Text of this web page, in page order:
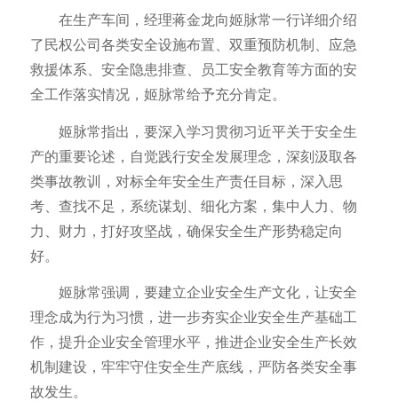
在生产车间，经理蒋金龙向姬脉常一行详细介绍
了民权公司各类安全设施布置、双重预防机制、应急
救援体系、安全隐患排查、员工安全教育等方面的安
全工作落实情况，姬脉常给予充分肯定。
姬脉常指出，要深入学习贯彻习近平关于安全生
产的重要论述，自觉践行安全发展理念，深刻汲取各
类事故教训，对标全年安全生产责任目标，深入思
考、查找不足，系统谋划、细化方案，集中人力、物
力、财力，打好攻坚战，确保安全生产形势稳定向
好。
姬脉常强调，要建立企业安全生产文化，让安全
理念成为行为习惯，进一步夯实企业安全生产基础工
作，提升企业安全管理水平，推进企业安全生产长效
机制建设，牢牢守住安全生产底线，严防各类安全事
故发生。